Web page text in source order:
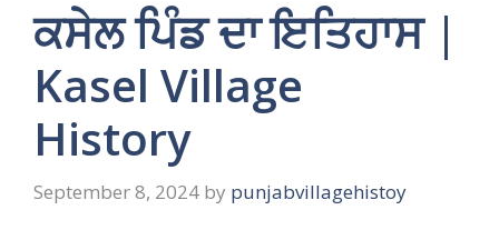
ਕਸੇਲ ਪਿੰਡ ਦਾ ਇਤਿਹਾਸ |
Kasel Village
History
September 8, 2024 by punjabvillagehistoy